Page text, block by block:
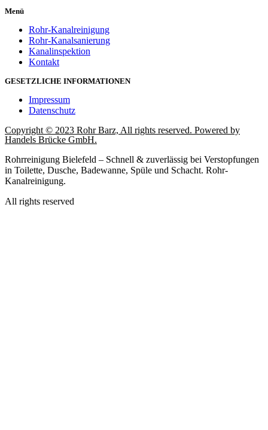
Menü
Rohr-Kanalreinigung
Rohr-Kanalsanierung
Kanalinspektion
Kontakt
GESETZLICHE INFORMATIONEN
Impressum
Datenschutz
Copyright © 2023 Rohr Barz, All rights reserved. Powered by
Handels Brücke GmbH.
Rohrreinigung Bielefeld – Schnell & zuverlässig bei Verstopfungen
in Toilette, Dusche, Badewanne, Spüle und Schacht. Rohr-
Kanalreinigung.
All rights reserved